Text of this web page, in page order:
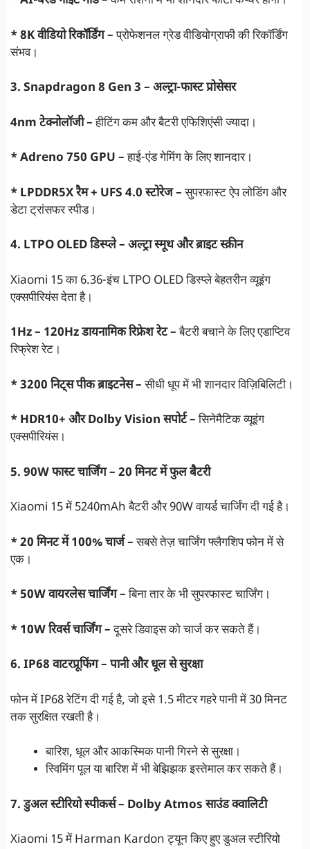
* 8K वीडियो रिकॉर्डिंग –प्रोफेशनल ग्रेड वीडियोग्राफी की रिकॉर्डिंग
संभव।
3. Snapdragon 8 Gen 3 – अल्ट्रा-फास्ट प्रोसेसर
4nm टेक्नोलॉजी –हीटिंग कम और बैटरी एफिशिएंसी ज्यादा।
* Adreno 750 GPU –हाई-एंड गेमिंग के लिए शानदार।
* LPDDR5X रैम + UFS 4.0 स्टोरेज –सुपरफास्ट ऐप लोडिंग और
डेटा ट्रांसफर स्पीड।
4. LTPO OLED डिस्प्ले – अल्ट्रा स्मूथ और ब्राइट स्क्रीन
Xiaomi 15 का 6.36-इंच LTPO OLED डिस्प्ले बेहतरीन व्यूइंग
एक्सपीरियंस देता है।
1Hz – 120Hz डायनामिक रिफ्रेश रेट –बैटरी बचाने के लिए एडाप्टिव
रिफ्रेश रेट।
* 3200 निट्स पीक ब्राइटनेस –सीधी धूप में भी शानदार विज़िबिलिटी।
* HDR10+ और Dolby Vision सपोर्ट –सिनेमैटिक व्यूइंग
एक्सपीरियंस।
5. 90W फास्ट चार्जिंग – 20 मिनट में फुल बैटरी
Xiaomi 15 में 5240mAh बैटरी और 90W वायर्ड चार्जिंग दी गई है।
* 20 मिनट में 100% चार्ज –सबसे तेज़ चार्जिंग फ्लैगशिप फोन में से
एक।
* 50W वायरलेस चार्जिंग –बिना तार के भी सुपरफास्ट चार्जिंग।
* 10W रिवर्स चार्जिंग –दूसरे डिवाइस को चार्ज कर सकते हैं।
6. IP68 वाटरप्रूफिंग – पानी और धूल से सुरक्षा
फोन में IP68 रेटिंग दी गई है, जो इसे 1.5 मीटर गहरे पानी में 30 मिनट
तक सुरक्षित रखती है।
बारिश, धूल और आकस्मिक पानी गिरने से सुरक्षा।
स्विमिंग पूल या बारिश में भी बेझिझक इस्तेमाल कर सकते हैं।
7. डुअल स्टीरियो स्पीकर्स – Dolby Atmos साउंड क्वालिटी
Xiaomi 15 में Harman Kardon ट्यून किए हुए डुअल स्टीरियो